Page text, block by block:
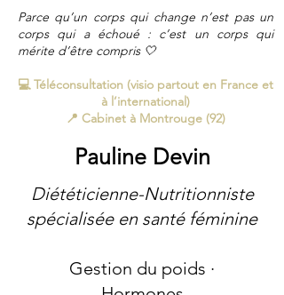
Parce qu’un corps qui change n’est pas un
corps qui a échoué : c’est un corps qui
mérite d’être compris 🤍
💻 Téléconsultation (visio partout en France et
à l’international)
📍 Cabinet à Montrouge (92)
Pauline Devin
Diététicienne-Nutritionniste
spécialisée en santé féminine
Gestion du poids ·